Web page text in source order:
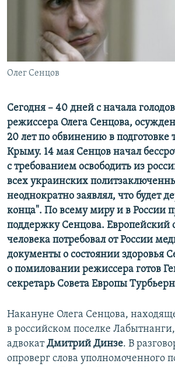
ПОБЕДИТЕЛЕЙ НЕ СУДЯТ?
КРЫМ.НЕПОКОРЕННЫЙ
ELIFBE
УКРАИНСКАЯ ПРОБЛЕМА КРЫМА
ПРИСОЕДИНЯЙТЕСЬ!
Олег Сенцов
Сегодня – 40 дней с начала
режиссера Олега Сенцова,
20 лет по обвинению в подготовке
Крыму. 14 мая Сенцов начал
с требованием освободить из
всех украинских
неоднократно заявлял, что будет
конца". По всему миру и в России
поддержку Сенцова. Европейский
человека потребовал от России
документы о состоянии здоровья
о помиловании режиссера готов
секретарь Совета Европы
Накануне Олега Сенцова,
в российском поселке Лабытнанги,
адвокатДмитрий Динзе. В
опроверг слова уполномоченного